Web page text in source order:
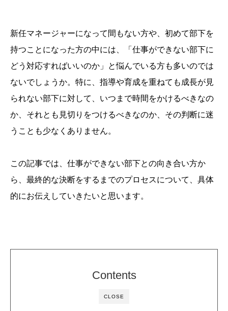
新任マネージャーになって間もない方や、初めて部下を
持つことになった方の中には、「仕事ができない部下に
どう対応すればいいのか」と悩んでいる方も多いのでは
ないでしょうか。特に、指導や育成を重ねても成長が見
られない部下に対して、いつまで時間をかけるべきなの
か、それとも見切りをつけるべきなのか、その判断に迷
うことも少なくありません。
この記事では、仕事ができない部下との向き合い方か
ら、最終的な決断をするまでのプロセスについて、具体
的にお伝えしていきたいと思います。
CLOSE
Contents